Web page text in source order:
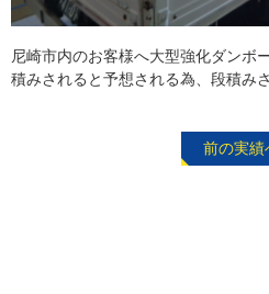
尼崎市内のお客様へ大型強化ダンボ
積みされると予想される為、段積み
前の実績